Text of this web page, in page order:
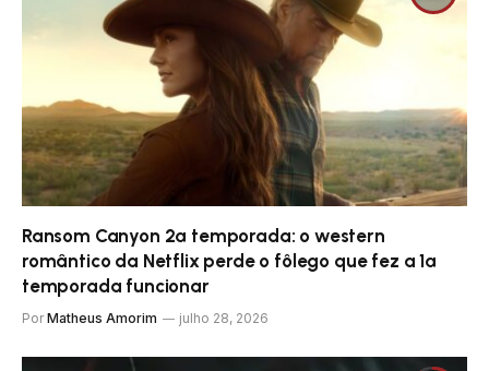
Ransom Canyon 2ª temporada: o western
romântico da Netflix perde o fôlego que fez a 1ª
temporada funcionar
Por Matheus Amorim julho 28, 2026